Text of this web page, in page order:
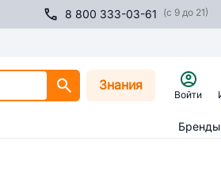
8 800 333-03-61 (с 9 до 21)
Знания
Войти
Бренды